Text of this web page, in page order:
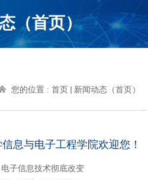
（首页）
您的位置 : 首页 新闻动态（首页）
息与电子工程学院欢迎您！
子信息技术彻底改变